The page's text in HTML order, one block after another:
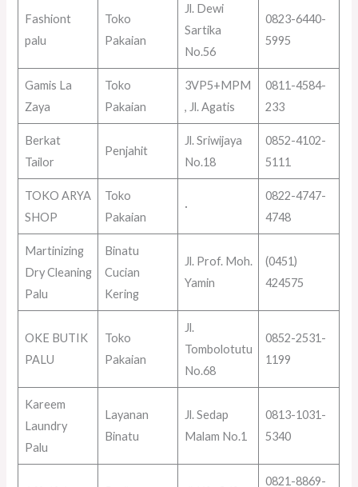
Fashiont
palu
Toko
Pakaian
Jl. Dewi
Sartika
No.56
0823-6440-
5995
Gamis La
Zaya
Toko
Pakaian
3VP5+MPM
, Jl. Agatis
0811-4584-
233
Berkat
Tailor
Penjahit
Jl. Sriwijaya
No.18
0852-4102-
5111
TOKO ARYA
SHOP
Toko
Pakaian
·
0822-4747-
4748
Martinizing
Dry Cleaning
Palu
Binatu
Cucian
Kering
Jl. Prof. Moh.
Yamin
(0451)
424575
OKE BUTIK
PALU
Toko
Pakaian
Jl.
Tombolotutu
No.68
0852-2531-
1199
Kareem
Laundry
Palu
Layanan
Binatu
Jl. Sedap
Malam No.1
0813-1031-
5340
0821-8869-